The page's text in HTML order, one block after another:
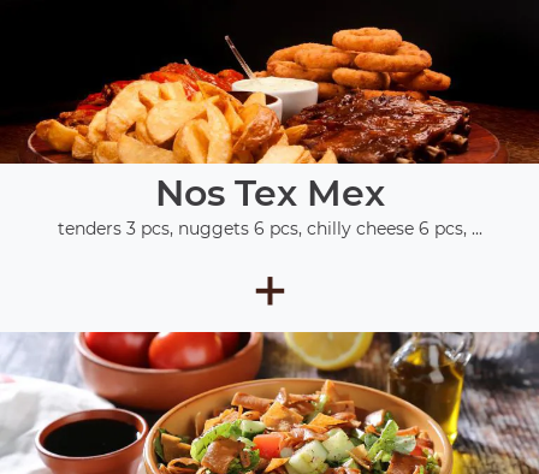
Nos Tex Mex
tenders 3 pcs, nuggets 6 pcs, chilly cheese 6 pcs, ...
+